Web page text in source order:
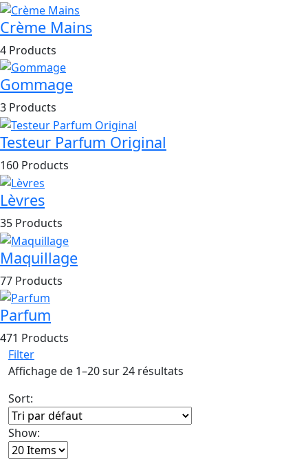
Crème Mains
4 Products
Gommage
3 Products
Testeur Parfum Original
160 Products
Lèvres
35 Products
Maquillage
77 Products
Parfum
471 Products
Filter
Affichage de 1–20 sur 24 résultats
Sort:
Show: